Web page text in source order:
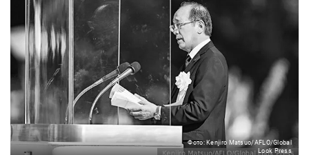
Фото: Kenjiro Matsuo/AFLO/Global
Look Press